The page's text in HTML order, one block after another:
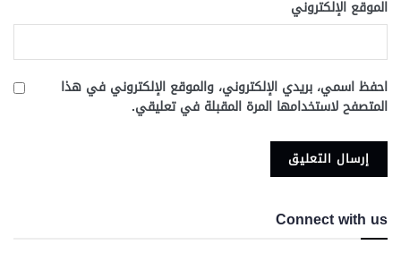
الموقع الإلكتروني
احفظ اسمي، بريدي الإلكتروني، والموقع الإلكتروني في هذا
المتصفح لاستخدامها المرة المقبلة في تعليقي.
Connect with us